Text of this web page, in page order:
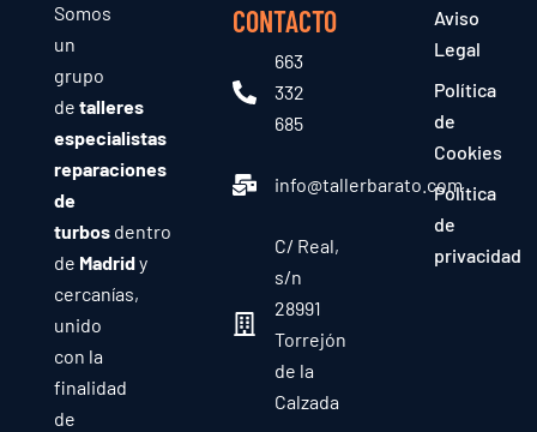
Somos
un
grupo
de talleres
especialistas
reparaciones
de
turbosdentro
de Madridy
cercanías,
unido
con la
finalidad
de
CONTACTO
663
332
685
info@tallerbarato.com
C/ Real,
s/n
28991
Torrejón
de la
Calzada
Aviso
Legal
Política
de
Cookies
Política
de
privacidad